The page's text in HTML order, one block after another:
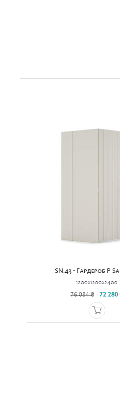
SN.43 - Гардероб P
1200x1200x2400
76 084 ₴ 72 280